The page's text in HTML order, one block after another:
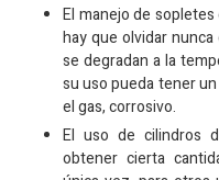
El manejo de
hay que olvidar
se degradan a la
su uso pueda tener
el gas, corrosivo.
El uso de cilindros
obtener cierta